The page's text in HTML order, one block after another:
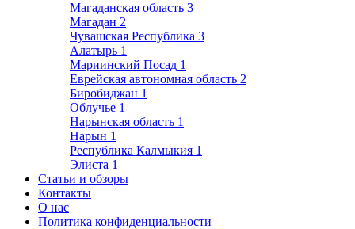
Магаданская область 3
Магадан 2
Чувашская Республика 3
Алатырь 1
Мариинский Посад 1
Еврейская автономная область 2
Биробиджан 1
Облучье 1
Нарынская область 1
Нарын 1
Республика Калмыкия 1
Элиста 1
Статьи и обзоры
Контакты
О нас
Политика конфиденциальности